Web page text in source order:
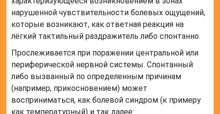
нарушенной чувствительности болевых ощущений,
которые возникают, как ответная реакция на
лёгкий тактильный раздражитель либо спонтанно.
Прослеживается при поражении центральной или
периферической нервной системы. Спонтанный
либо вызванный по определенным причинам
(например, прикосновением) может
восприниматься, как болевой синдром (к примеру
как температурный) и так далее: